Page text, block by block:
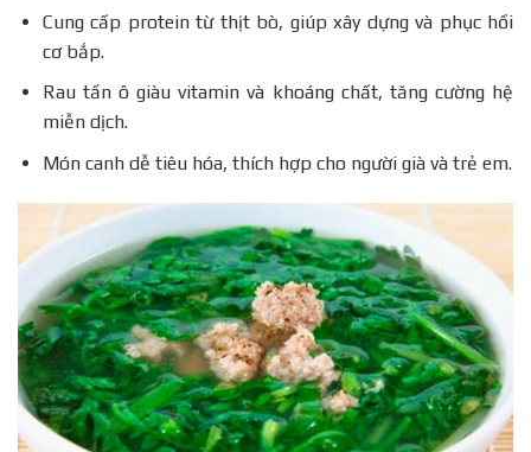
Cung cấp protein từ thịt bò, giúp xây dựng và phục hồi
cơ bắp.
Rau tần ô giàu vitamin và khoáng chất, tăng cường hệ
miễn dịch.
Món canh dễ tiêu hóa, thích hợp cho người già và trẻ em.